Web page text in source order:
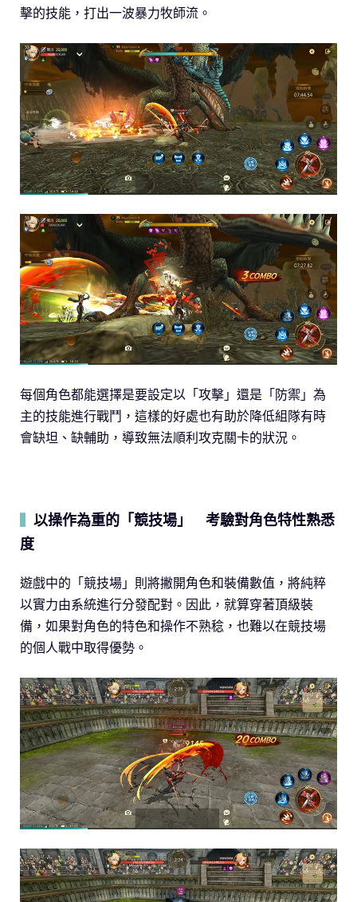
擊的技能，打出一波暴力牧師流。
每個角色都能選擇是要設定以「攻擊」還是「防禦」為
主的技能進行戰鬥，這樣的好處也有助於降低組隊有時
會缺坦、缺輔助，導致無法順利攻克關卡的狀況。
以操作為重的「競技場」 考驗對角色特性熟悉
度
遊戲中的「競技場」則將撇開角色和裝備數值，將純粹
以實力由系統進行分發配對。因此，就算穿著頂級裝
備，如果對角色的特色和操作不熟稔，也難以在競技場
的個人戰中取得優勢。